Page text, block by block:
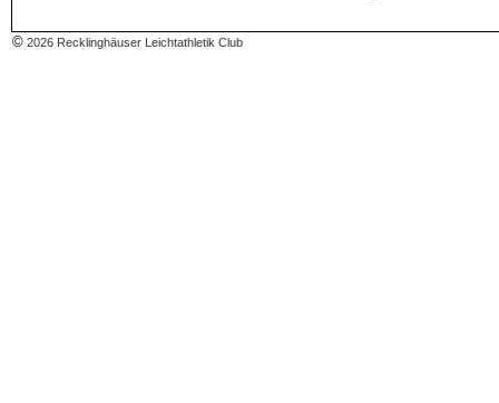
in Herne ein
© 2026 Recklinghäuser Leichtathletik Club